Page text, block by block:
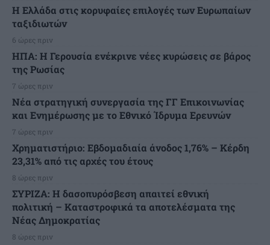
Η Ελλάδα στις κορυφαίες επιλογές των Ευρωπαίων
ταξιδιωτών
6 ώρες πριν
ΗΠΑ: Η Γερουσία ενέκρινε νέες κυρώσεις σε βάρος
της Ρωσίας
7 ώρες πριν
Νέα στρατηγική συνεργασία της ΓΓ Επικοινωνίας
και Ενημέρωσης με το Εθνικό Ίδρυμα Ερευνών
7 ώρες πριν
Χρηματιστήριο: Εβδομαδιαία άνοδος 1,76% – Κέρδη
23,31% από τις αρχές του έτους
8 ώρες πριν
ΣΥΡΙΖΑ: Η δασοπυρόσβεση απαιτεί εθνική
πολιτική – Καταστροφικά τα αποτελέσματα της
Νέας Δημοκρατίας
8 ώρες πριν